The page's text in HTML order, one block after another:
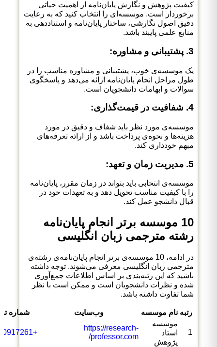
کیفیت پژوهش و نگارش پایان‌نامه از اهمیت حیاتی
برخوردار است. موسسه‌ای را انتخاب کنید که به رعایت
دقیق اصول نگارشی، ساختار پایان‌نامه و استناددهی به
منابع علمی پایبند باشد.
3. پشتیبانی و مشاوره:
یک موسسه‌ی خوب، پشتیبانی و مشاوره مناسب را در
طول مراحل انجام پایان‌نامه ارائه می‌دهد و پاسخگوی
سوالات و ابهامات دانشجویان است.
4. شفافیت در قیمت‌گذاری:
موسسه‌ی مورد نظر باید شفاف و دقیق در مورد
هزینه‌ها و نحوه‌ی پرداخت باشد و از ارائه تعرفه‌های
مبهم خودداری کند.
5. مدیریت زمان و تعهد:
موسسه‌ی انتخابی باید بتواند در زمان مقرر، پایان‌نامه
را با کیفیت مناسب تحویل دهد و به تعهدات خود در
قبال دانشجو عمل کند.
10 موسسه برتر انجام پایان‌نامه
رشته مترجمی زبان انگلیسی
در ادامه، 10 موسسه‌ی برتر انجام پایان‌نامه‌ی رشته‌ی
مترجمی زبان انگلیسی معرفی می‌شوند. توجه داشته
باشید که این رتبه‌بندی بر اساس اطلاعات جمع‌آوری
شده و نظرات دانشجویان است و ممکن است با نظر
شما تفاوت داشته باشد.
رتبه نام موسسه وب‌سایت شماره
1
موسسه
استاد
پژوهش
https://research-
professor.com/
+989120917261